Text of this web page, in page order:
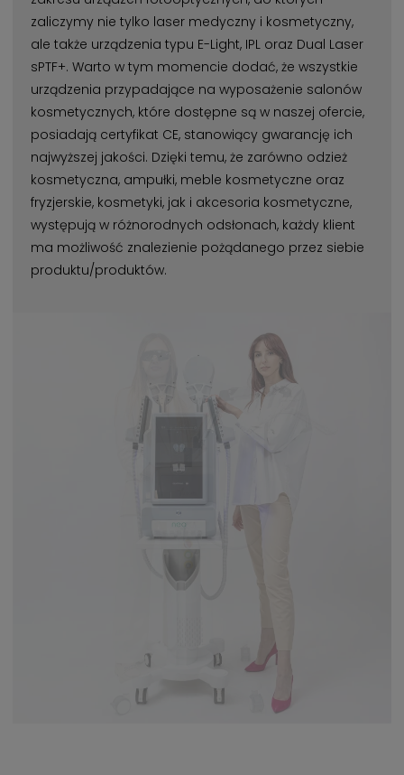
zaliczymy nie tylko laser medyczny i kosmetyczny,
ale także urządzenia typu E-Light, IPL oraz Dual Laser
sPTF+. Warto w tym momencie dodać, że wszystkie
urządzenia przypadające na wyposażenie salonów
kosmetycznych, które dostępne są w naszej ofercie,
posiadają certyfikat CE, stanowiący gwarancję ich
najwyższej jakości. Dzięki temu, że zarówno odzież
kosmetyczna, ampułki, meble kosmetyczne oraz
fryzjerskie, kosmetyki, jak i akcesoria kosmetyczne,
występują w różnorodnych odsłonach, każdy klient
ma możliwość znalezienie pożądanego przez siebie
produktu/produktów.